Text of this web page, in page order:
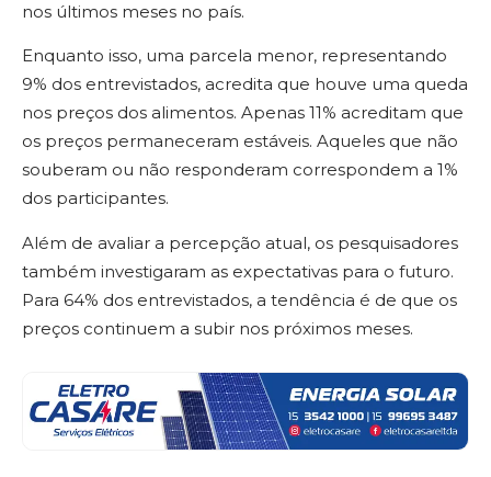
nos últimos meses no país.
Enquanto isso, uma parcela menor, representando
9% dos entrevistados, acredita que houve uma queda
nos preços dos alimentos. Apenas 11% acreditam que
os preços permaneceram estáveis. Aqueles que não
souberam ou não responderam correspondem a 1%
dos participantes.
Além de avaliar a percepção atual, os pesquisadores
também investigaram as expectativas para o futuro.
Para 64% dos entrevistados, a tendência é de que os
preços continuem a subir nos próximos meses.